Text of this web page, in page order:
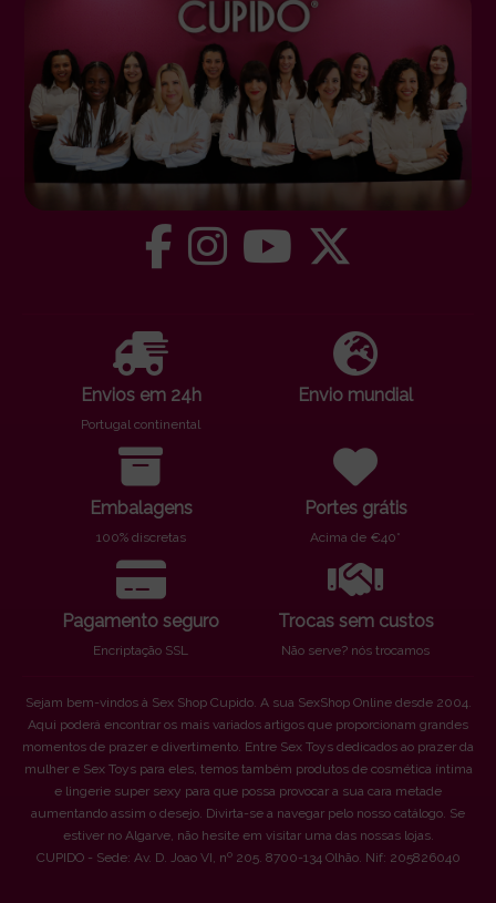
Envios em 24h
Portugal continental
Envio mundial
Embalagens
100% discretas
Portes grátis
Acima de €40*
Pagamento seguro
Encriptação SSL
Trocas sem custos
Não serve? nós trocamos
Sejam bem-vindos à Sex Shop Cupido. A sua SexShop Online desde 2004.
Aqui poderá encontrar os mais variados artigos que proporcionam grandes
momentos de prazer e divertimento. Entre Sex Toys dedicados ao prazer da
mulher e Sex Toys para eles, temos também produtos de cosmética íntima
e lingerie super sexy para que possa provocar a sua cara metade
aumentando assim o desejo. Divirta-se a navegar pelo nosso catálogo. Se
estiver no Algarve, não hesite em visitar uma das nossas lojas.
CUPIDO - Sede: Av. D. Joao VI, nº 205. 8700-134 Olhão. Nif: 205826040